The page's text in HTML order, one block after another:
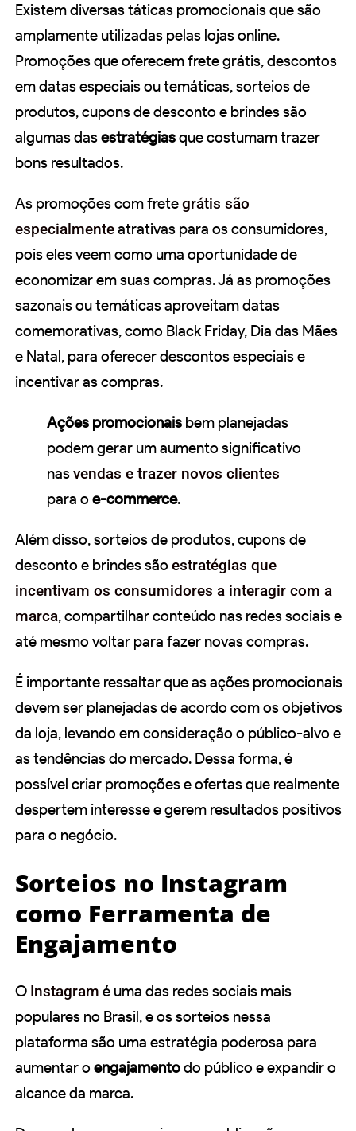
Existem diversas táticas promocionais que são
amplamente utilizadas pelas lojas online.
Promoções que oferecem frete grátis, descontos
em datas especiais ou temáticas, sorteios de
produtos, cupons de desconto e brindes são
algumas dasestratégiasque costumam trazer
bons resultados.
As promoções com fretegrátis são
especialmenteatrativas para os consumidores,
pois eles veem como uma oportunidade de
economizar em suas compras. Já as promoções
sazonais ou temáticas aproveitam datas
comemorativas, como Black Friday, Dia das Mães
e Natal, para oferecer descontos especiais e
incentivar as compras.
Ações promocionais bem planejadas
podem gerar um aumento significativo
nasvendas e trazer novos clientes
para o e-commerce.
Além disso, sorteios de produtos, cupons de
desconto e brindes são estratégias que
incentivam os consumidores a interagir com a
marca, compartilhar conteúdo nas redes sociais e
até mesmo voltar para fazer novas compras.
É importante ressaltar que as ações promocionais
devem ser planejadas de acordo com os objetivos
da loja, levando em consideração o público-alvo e
as tendências do mercado. Dessa forma, é
possível criar promoções e ofertas que realmente
despertem interesse e gerem resultados positivos
para o negócio.
Sorteios no Instagram
como Ferramenta de
Engajamento
O Instagram é uma das redes sociais mais
populares no Brasil, e os sorteios nessa
plataforma são uma estratégia poderosa para
aumentar o engajamentodo público e expandir o
alcance da marca.